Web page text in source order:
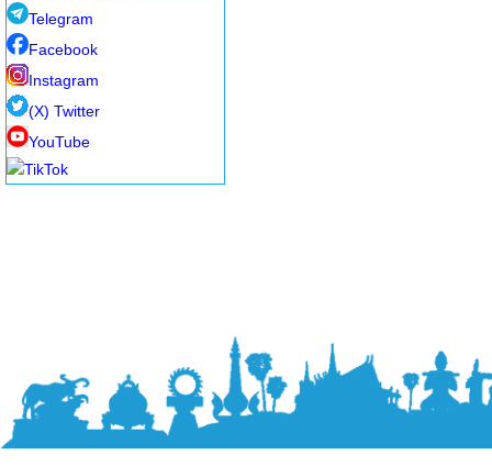
Telegram
Facebook
Instagram
(X) Twitter
YouTube
TikTok